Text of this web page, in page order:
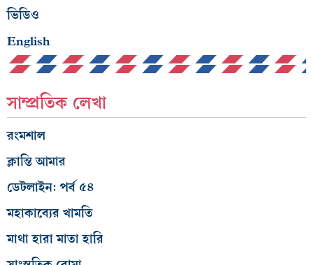
ভিডিও
English
সাম্প্রতিক লেখা
রংমশাল
ক্লান্তি আমার
ডেটলাইন: পর্ব ৫৪
মহাকাব্যের খামতি
মাথা হারা মাতা হারি